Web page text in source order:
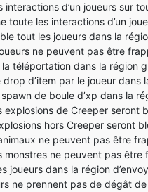
d’un joueurs sur
toute les interactions d’un
tout les joueurs dans la
ne peuvent pas être
téléportation dans la région
d’item par le joueur dans
de boule d’xp dans la
de Creeper
hors Creeper seront
ne peuvent pas être
monstres ne peuvent pas être
joueurs dans la région
ne prennent pas de dégât